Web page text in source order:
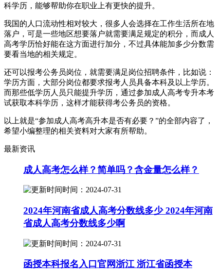
科学历，能够帮助你在职业上有更快的提升。
我国的人口流动性相对较大，很多人会选择在工作生活所在地
落户，可是一些地区想要落户就需要满足规定的积分，而成人
高考学历恰好能在这方面进行加分，不过具体能加多少分数需
要看当地的相关规定。
还可以报考公务员岗位，就需要满足岗位招聘条件，比如说：
学历方面，大部分岗位都要求报考人员具备本科及以上学历。
而那些低学历人员只能提升学历，通过参加成人高考专升本考
试获取本科学历，这样才能获得考公务员的资格。
以上就是“参加成人高考高升本是否有必要？”的全部内容了，
希望小编整理的相关资料对大家有所帮助。
最新资讯
成人高考怎么样？简单吗？含金量怎么样？
时间：2024-07-31
2024年河南省成人高考分数线多少 2024年河南
省成人高考分数线多少啊
时间：2024-07-31
函授本科报名入口官网浙江 浙江省函授本